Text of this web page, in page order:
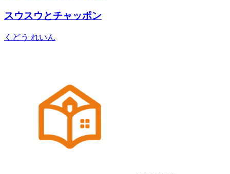
スウスウとチャッポン
くどう れいん